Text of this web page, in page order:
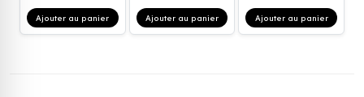
Ajouter au panier Ajouter au panier Ajouter au panier